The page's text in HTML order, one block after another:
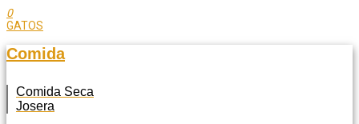
0
GATOS
Comida
Comida Seca
Josera